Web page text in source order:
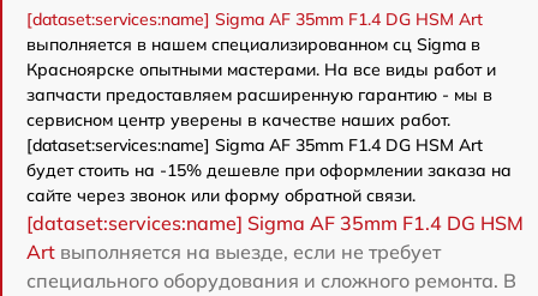
[dataset:services:name] Sigma AF 35mm F1.4 DG HSM Art
выполняется в нашем специализированном сц Sigma в
Красноярске опытными мастерами. На все виды работ и
запчасти предоставляем расширенную гарантию - мы в
сервисном центр уверены в качестве наших работ.
[dataset:services:name] Sigma AF 35mm F1.4 DG HSM Art
будет стоить на -15% дешевле при оформлении заказа на
сайте через звонок или форму обратной связи.
[dataset:services:name] Sigma AF 35mm F1.4 DG HSM
Art выполняется на выезде, если не требует
специального оборудования и сложного ремонта. В